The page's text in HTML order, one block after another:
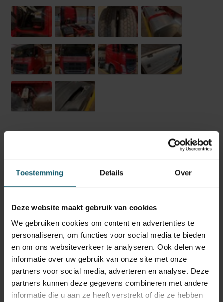
Toestemming Details Over
Deze website maakt gebruik van cookies
We gebruiken cookies om content en advertenties te
personaliseren, om functies voor social media te bieden
en om ons websiteverkeer te analyseren. Ook delen we
informatie over uw gebruik van onze site met onze
partners voor social media, adverteren en analyse. Deze
partners kunnen deze gegevens combineren met andere
informatie die u aan ze heeft verstrekt of die ze hebben
Banden
Inwendige maten
Breedte
Hoogte
Doorgang